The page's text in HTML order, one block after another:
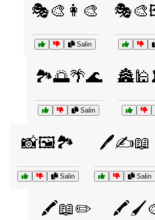
🎭🎨👩‍🎨
Salin
🏞️🌅🌴🌊
Salin
📸🖼️🏞️
Salin
🖊️✍️📖
Salin
🖍️📖✏️